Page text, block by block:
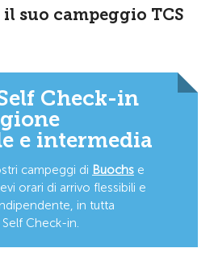
suo campeggio TCS
Check-in
e intermedia
campeggi di Buochs e
orari di arrivo flessibili e
in tutta
Check-in.